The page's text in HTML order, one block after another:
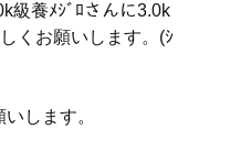
級養ﾒｼﾞﾛさんに3.0k
くお願いします。(ｼ
します。